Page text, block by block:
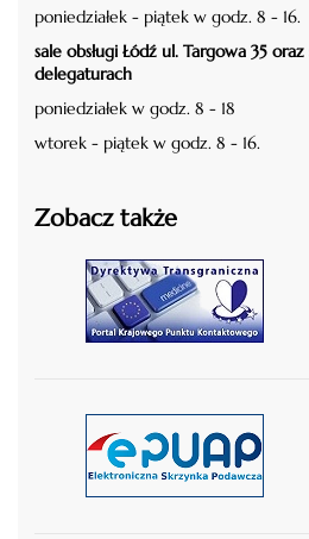
poniedziałek - piątek w godz. 8 - 16.
sale obsługi Łódź ul. Targowa 35 oraz
delegaturach
poniedziałek w godz. 8 - 18
wtorek - piątek w godz. 8 - 16.
Zobacz także
czytaj więcej
czytaj więcej